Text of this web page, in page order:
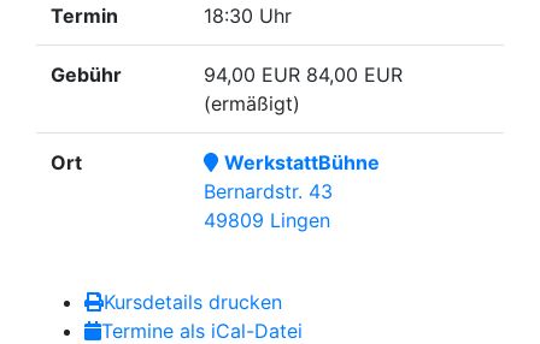
Termin
18:30 Uhr
Gebühr 94,00 EUR 84,00 EUR
(ermäßigt)
Ort
WerkstattBühne
Bernardstr. 43
49809 Lingen
Kursdetails drucken
Termine als iCal-Datei